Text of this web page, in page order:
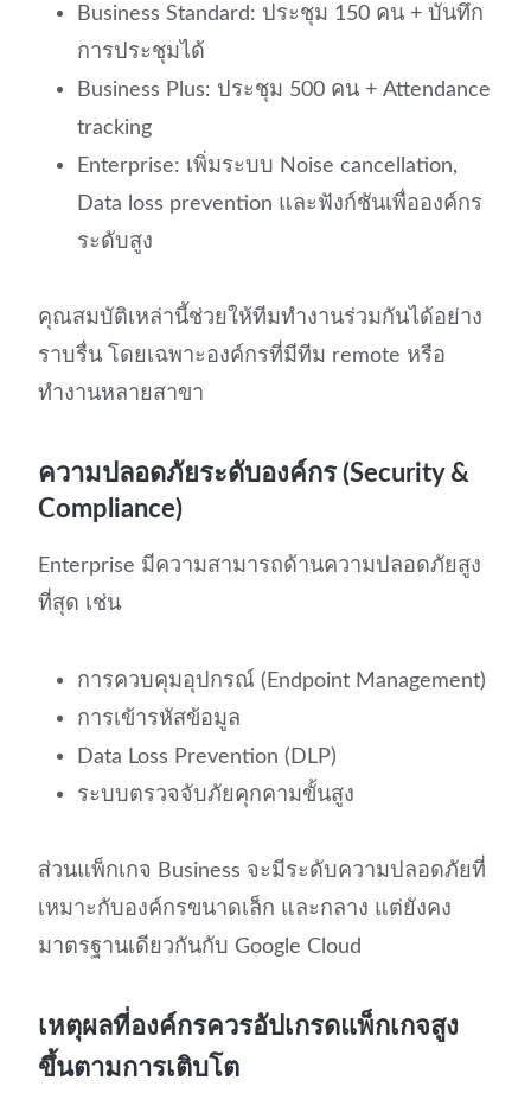
Business Standard: ประชุม 150 คน + บันทึก
การประชุมได้
Business Plus: ประชุม 500 คน + Attendance
tracking
Enterprise: เพิ่มระบบ Noise cancellation,
Data loss prevention และฟังก์ชันเพื่อองค์กร
ระดับสูง
คุณสมบัติเหล่านี้ช่วยให้ทีมทำงานร่วมกันได้อย่าง
ราบรื่น โดยเฉพาะองค์กรที่มีทีม remote หรือ
ทำงานหลายสาขา
ความปลอดภัยระดับองค์กร (Security &
Compliance)
Enterprise มีความสามารถด้านความปลอดภัยสูง
ที่สุด เช่น
การควบคุมอุปกรณ์ (Endpoint Management)
การเข้ารหัสข้อมูล
Data Loss Prevention (DLP)
ระบบตรวจจับภัยคุกคามขั้นสูง
ส่วนแพ็กเกจ Business จะมีระดับความปลอดภัยที่
เหมาะกับองค์กรขนาดเล็ก และกลาง แต่ยังคง
มาตรฐานเดียวกันกับ Google Cloud
เหตุผลที่องค์กรควรอัปเกรดแพ็กเกจสูง
ขึ้นตามการเติบโต